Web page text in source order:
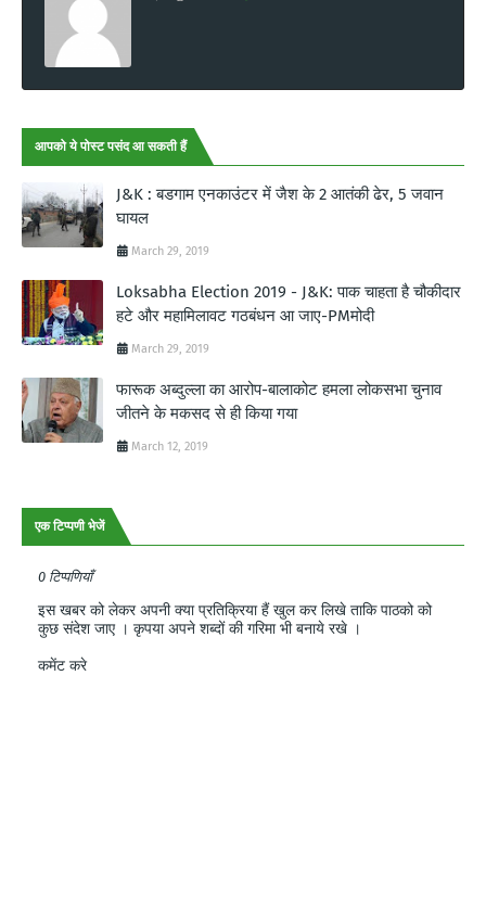
आपको ये पोस्ट पसंद आ सकती हैं
J&K : बडगाम एनकाउंटर में जैश के 2 आतंकी ढेर, 5 जवान
घायल
March 29, 2019
Loksabha Election 2019 - J&K: पाक चाहता है चौकीदार
हटे और महामिलावट गठबंधन आ जाए-PMमोदी
March 29, 2019
फारूक अब्दुल्ला का आरोप-बालाकोट हमला लोकसभा चुनाव
जीतने के मकसद से ही किया गया
March 12, 2019
एक टिप्पणी भेजें
0 टिप्पणियाँ
इस खबर को लेकर अपनी क्या प्रतिक्रिया हैं खुल कर लिखे ताकि पाठको को
कुछ संदेश जाए । कृपया अपने शब्दों की गरिमा भी बनाये रखे ।
कमेंट करे